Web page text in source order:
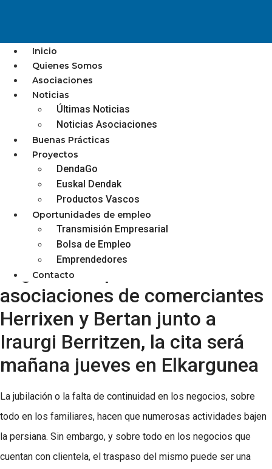
Inicio
Quienes Somos
Asociaciones
Noticias
Últimas Noticias
Noticias Asociaciones
Buenas Prácticas
Proyectos
DendaGo
Euskal Dendak
Productos Vascos
Oportunidades de empleo
Transmisión Empresarial
Bolsa de Empleo
Emprendedores
Contacto
La comarca busca las claves
para un exitoso traspaso de
negocio
diciembre 3, 2025
Organizado por las
asociaciones de comerciantes
Herrixen y Bertan junto a
Iraurgi Berritzen, la cita será
mañana jueves en Elkargunea
La jubilación o la falta de continuidad en los negocios, sobre
todo en los familiares, hacen que numerosas actividades bajen
la persiana. Sin embargo, y sobre todo en los negocios que
cuentan con clientela, el traspaso del mismo puede ser una